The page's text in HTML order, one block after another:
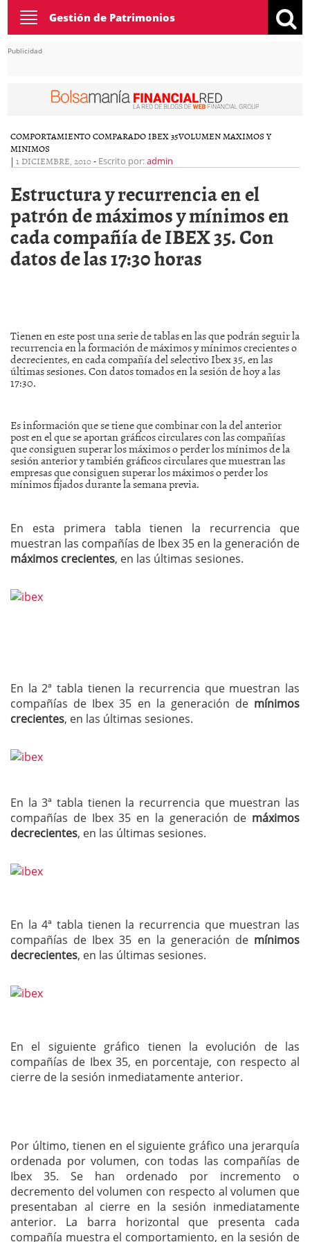
Toggle
navigation
Gestión de Patrimonios
Publicidad
COMPORTAMIENTO COMPARADO IBEX 35VOLUMEN MAXIMOS Y
MINIMOS
| 1 DICIEMBRE, 2010- Escrito por:admin
Estructura y recurrencia en el
patrón de máximos y mínimos en
cada compañía de IBEX 35. Con
datos de las 17:30 horas
Tienen en este post una serie de tablas en las que podrán seguir la
recurrencia en la formación de máximos y mínimos crecientes o
decrecientes, en cada compañía del selectivo Ibex 35, en las
últimas sesiones. Con datos tomados en la sesión de hoy a las
17:30.
Es información que se tiene que combinar con la del anterior
post en el que se aportan gráficos circulares con las compañías
que consiguen superar los máximos o perder los mínimos de la
sesión anterior y también gráficos circulares que muestran las
empresas que consiguen superar los máximos o perder los
mínimos fijados durante la semana previa.
En esta primera tabla tienen la recurrencia que
muestran las compañías de Ibex 35 en la generación de
máximos crecientes, en las últimas sesiones.
En la 2ª tabla tienen la recurrencia que muestran las
compañías de Ibex 35 en la generación de mínimos
crecientes, en las últimas sesiones.
En la 3ª tabla tienen la recurrencia que muestran las
compañías de Ibex 35 en la generación de máximos
decrecientes, en las últimas sesiones.
En la 4ª tabla tienen la recurrencia que muestran las
compañías de Ibex 35 en la generación de mínimos
decrecientes, en las últimas sesiones.
En el siguiente gráfico tienen la evolución de las
compañías de Ibex 35, en porcentaje, con respecto al
cierre de la sesión inmediatamente anterior.
Por último, tienen en el siguiente gráfico una jerarquía
ordenada por volumen, con todas las compañías de
Ibex 35. Se han ordenado por incremento o
decremento del volumen con respecto al volumen que
presentaban al cierre en la sesión inmediatamente
anterior. La barra horizontal que presenta cada
compañía muestra el comportamiento, en la sesión de